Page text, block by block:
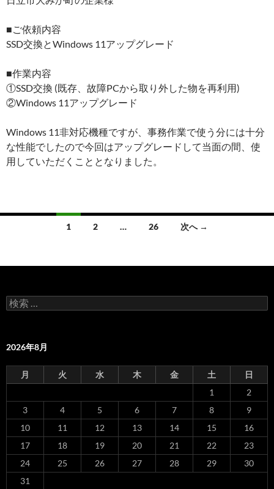
■ご依頼内容
SSD交換とWindows 11アップグレード
■作業内容
①SSD交換 (既存、故障PCから取り外した物を再利用)
②Windows 11アップグレード
Windows 11非対応機種ですが、事務作業で使う分には十分
な性能でしたので今回はアップグレードして当面の間、使
用していただくこととなりました。
稿
ナ
ビ
ー
ョ
ン
1 2 … 26 次へ →
検
索
2026年8月
月 火 水 木 金 土 日
1
2
3
4 5 6 7 8
9
10
11 12 13 14 15
16
17
18 19 20 21 22
23
24
25 26 27 28 29
30
31